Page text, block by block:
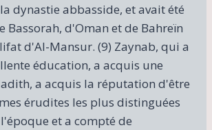
dynastie abbasside, et avait été
Bassorah, d'Oman et de Bahreïn
d'Al-Mansur. (9) Zaynab, qui a
éducation, a acquis une
a acquis la réputation d'être
érudites les plus distinguées
et a compté de